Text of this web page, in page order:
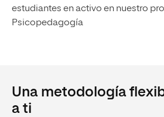
estudiantes en activo en nuestro
Psicopedagogía
Una metodología
a ti